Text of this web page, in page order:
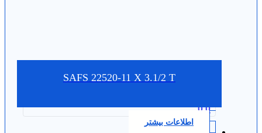
SAFS 22520-11 X 3.1/2 T
0.0
اطلاعات بیشتر